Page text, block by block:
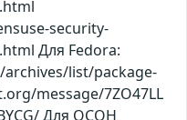
security-
Для Fedora:
list/package-
message/7ZO47LL
Для ОСОН